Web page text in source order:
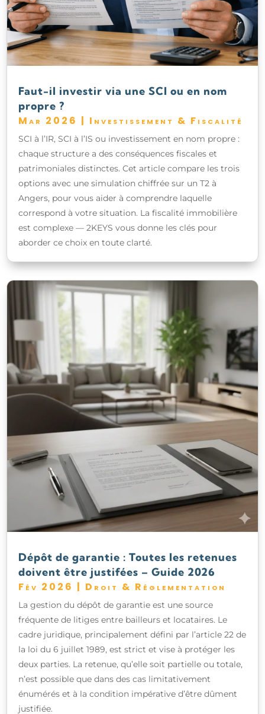
Faut-il investir via une SCI ou en nom
propre ?
Mar 2026 | Investissement & Fiscalité
SCI à l’IR, SCI à l’IS ou investissement en nom propre :
chaque structure a des conséquences fiscales et
patrimoniales distinctes. Cet article compare les trois
options avec une simulation chiffrée sur un T2 à
Angers, pour vous aider à comprendre laquelle
correspond à votre situation. La fiscalité immobilière
est complexe — 2KEYS vous donne les clés pour
aborder ce choix en toute clarté.
Dépôt de garantie : Toutes les retenues
doivent être justifées – Guide 2026
Fév 2026 | Droit & Réglementation
La gestion du dépôt de garantie est une source
fréquente de litiges entre bailleurs et locataires. Le
cadre juridique, principalement défini par l’article 22 de
la loi du 6 juillet 1989, est strict et vise à protéger les
deux parties. La retenue, qu’elle soit partielle ou totale,
n’est possible que dans des cas limitativement
énumérés et à la condition impérative d’être dûment
justifiée.